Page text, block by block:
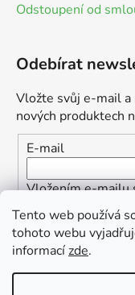
Tento web používá
tohoto webu
informacízde.
Odstoupení od
Odebírat
Vložte svůj e-mail a
nových produktech
E-mail
Vložením e-
osobních údajů
PŘIHLÁSIT SE